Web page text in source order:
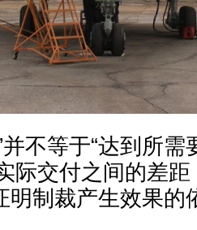
不等于“达到所需
际交付之间的差
明制裁产生效果的